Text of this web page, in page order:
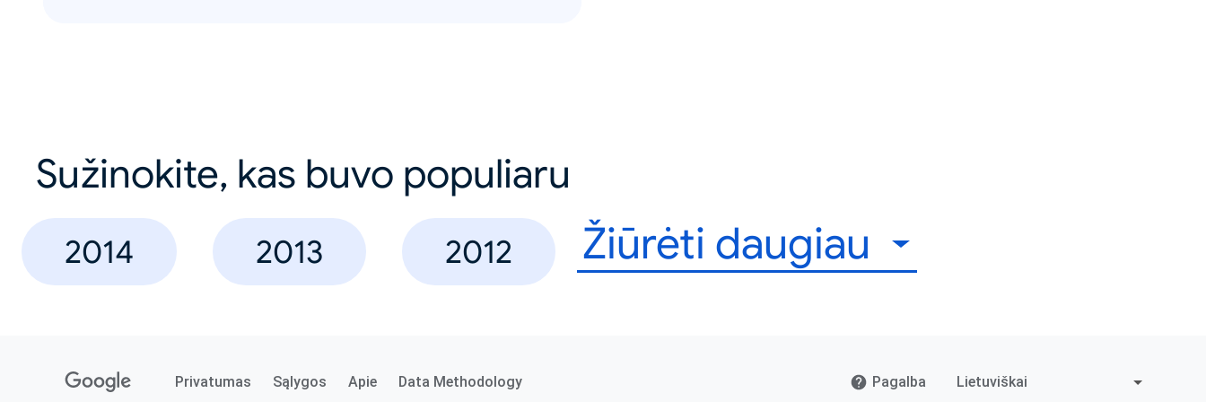
Sužinokite, kas buvo populiaru
2014 2013 2012 Žiūrėti daugiau
Privatumas Sąlygos Apie Data Methodology Pagalba